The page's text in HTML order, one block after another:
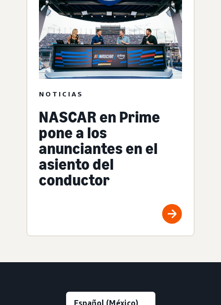
NOTICIAS
NASCAR en Prime
pone a los
anunciantes en el
asiento del
conductor